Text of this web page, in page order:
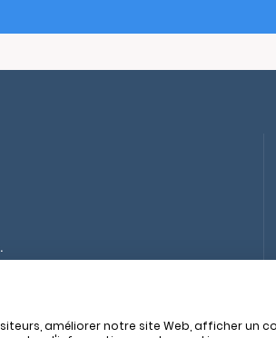
améliorer notre site Web, afficher un